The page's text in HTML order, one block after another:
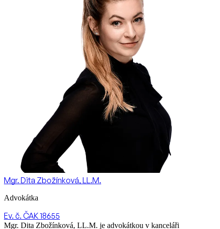
Mgr. Dita Zbožínková, LL.M.
Advokátka
Ev. č. ČAK 18655
Mgr. Dita Zbožínková, LL.M. je advokátkou v kanceláři